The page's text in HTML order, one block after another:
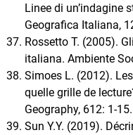
Linee di un’indagine
Geografica Italiana,
Rossetto T. (2005).
italiana. Ambiente
Simoes L. (2012).
quelle grille de
Geography, 612: 1-
Sun Y.Y. (2019).